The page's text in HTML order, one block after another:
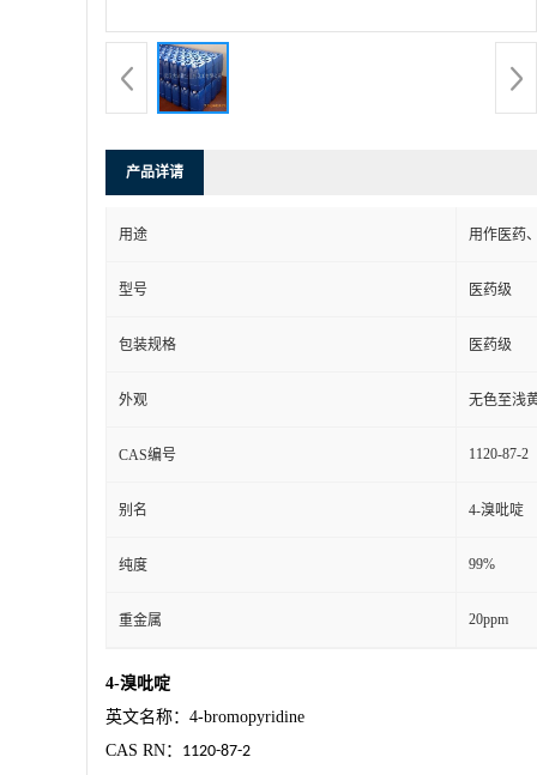
产品详请
用途 用作医药
型号 医药级
包装规格 医药级
外观 无色至浅
CAS编号 1120-87-2
别名 4-溴吡啶
纯度 99%
重金属 20ppm
4-溴吡啶
英文名称： 4-bromopyridine
CAS RN： 1120-87-2